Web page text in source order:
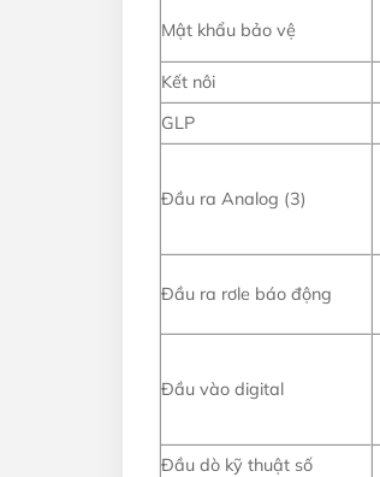
Mật khẩu bảo vệ
Kết nôi
GLP
Đầu ra Analog (3)
Đầu ra rơle báo động
Đầu vào digital
Đầu dò kỹ thuật số